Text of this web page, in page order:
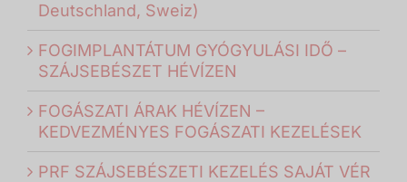
Deutschland, Sweiz)
FOGIMPLANTÁTUM GYÓGYULÁSI IDŐ –
SZÁJSEBÉSZET HÉVÍZEN
FOGÁSZATI ÁRAK HÉVÍZEN –
KEDVEZMÉNYES FOGÁSZATI KEZELÉSEK
PRF SZÁJSEBÉSZETI KEZELÉS SAJÁT VÉR